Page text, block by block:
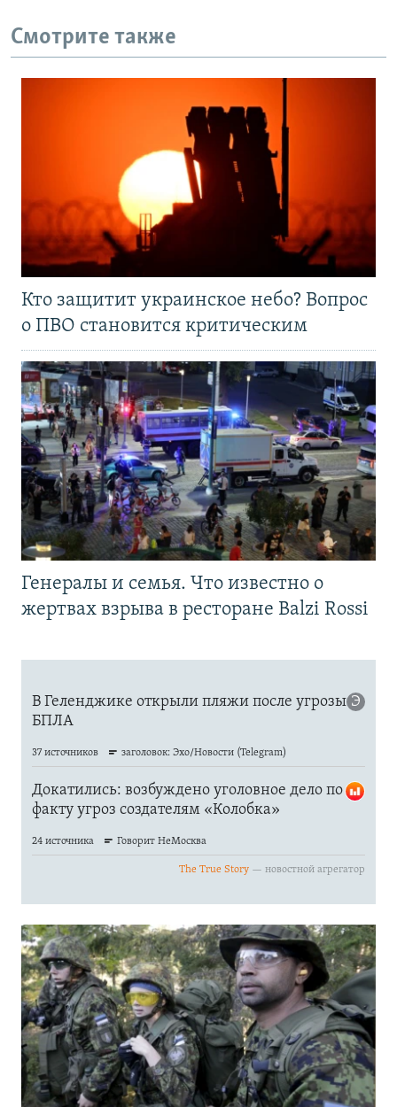
Смотрите также
Кто защитит украинское небо? Вопрос
о ПВО становится критическим
Генералы и семья. Что известно о
жертвах взрыва в ресторане Balzi Rossi